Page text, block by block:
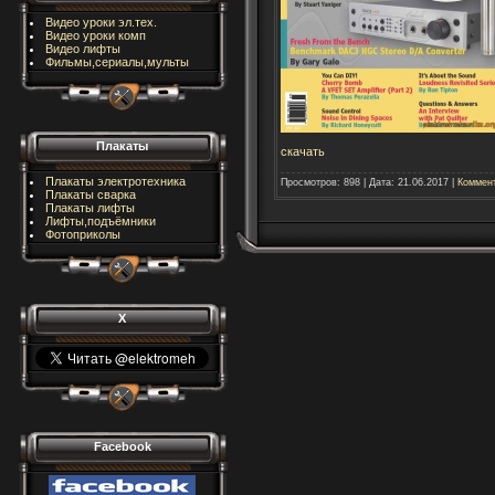
Видео уроки эл.тех.
Видео уроки комп
Видео лифты
Фильмы,сериалы,мульты
Плакаты
Плакаты электротехника
Плакаты сварка
Плакаты лифты
Лифты,подъёмники
Фотоприколы
X
Facebook
скачать
Просмотров: 898| Дата: 21.06.2017